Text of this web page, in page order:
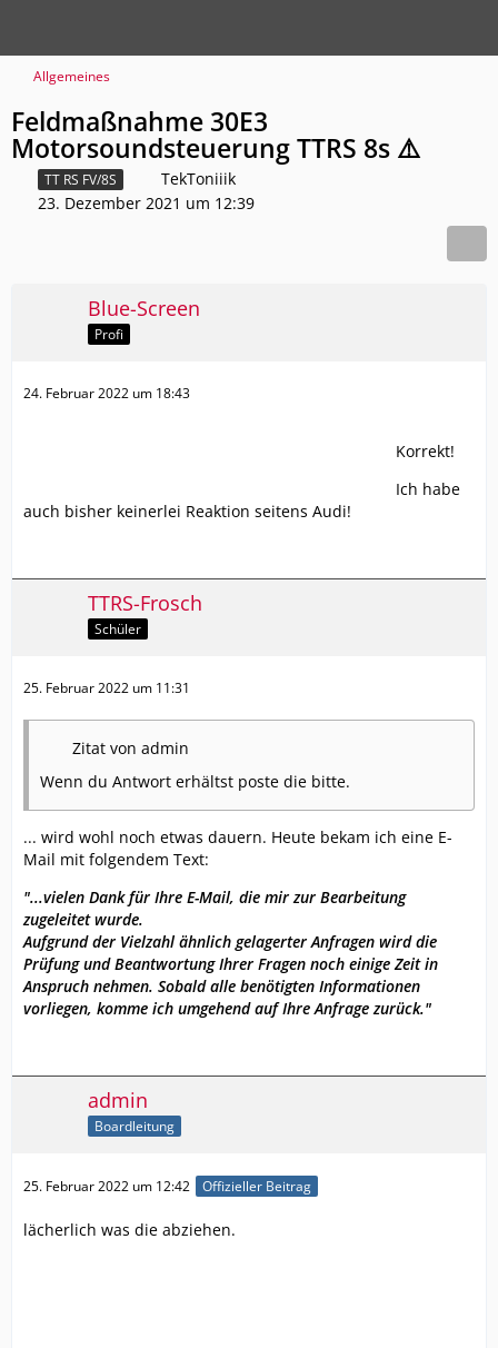
Allgemeines
Feldmaßnahme 30E3
Motorsoundsteuerung TTRS 8s ⚠️
TT RS FV/8S
TekToniiik
23. Dezember 2021 um 12:39
Blue-Screen
Profi
24. Februar 2022 um 18:43
Korrekt!
Ich habe
auch bisher keinerlei Reaktion seitens Audi!
TTRS-Frosch
Schüler
25. Februar 2022 um 11:31
Zitat von admin
Wenn du Antwort erhältst poste die bitte.
... wird wohl noch etwas dauern. Heute bekam ich eine E-
Mail mit folgendem Text:
"...vielen Dank für Ihre E-Mail, die mir zur Bearbeitung
zugeleitet wurde.
Aufgrund der Vielzahl ähnlich gelagerter Anfragen wird die
Prüfung und Beantwortung Ihrer Fragen noch einige Zeit in
Anspruch nehmen. Sobald alle benötigten Informationen
vorliegen, komme ich umgehend auf Ihre Anfrage zurück."
admin
Boardleitung
25. Februar 2022 um 12:42 Offizieller Beitrag
lächerlich was die abziehen.